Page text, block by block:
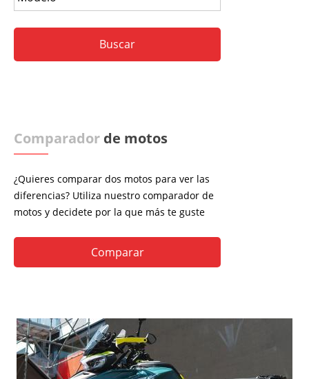
Comparador de motos
¿Quieres comparar dos motos para ver las
diferencias? Utiliza nuestro comparador de
motos y decidete por la que más te guste
Comparar